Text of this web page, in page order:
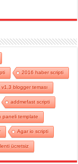
2016 haber scripti
v1.3 blogger teması
addmefast scripti
paneli template
Agar io scripti
ücretsiz